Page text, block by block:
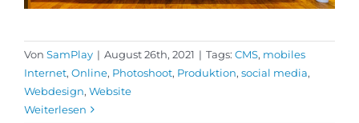
Von SamPlay | August 26th, 2021 | Tags: CMS, mobiles
Internet, Online, Photoshoot, Produktion, social media,
Webdesign, Website
Weiterlesen